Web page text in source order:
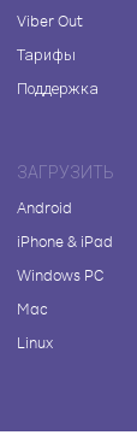
Viber Out
Тарифы
Поддержка
ЗАГРУЗИТЬ
Android
iPhone & iPad
Windows PC
Mac
Linux